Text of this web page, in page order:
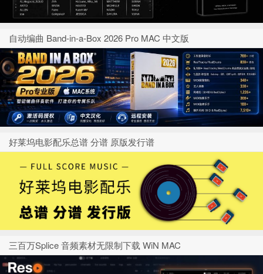
自动编曲 Band-in-a-Box 2026 Pro MAC 中文版
好莱坞电影配乐总谱 分谱 原版发行谱
三百万Splice 音频素材无限制下载 WiN MAC